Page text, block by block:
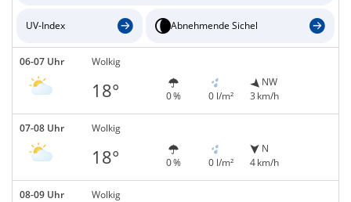
UV-Index Abnehmende Sichel
06-07 Uhr Wolkig
18° 0 % 0 l/m²
NW
3 km/h
07-08 Uhr Wolkig
18° 0 % 0 l/m²
N
4 km/h
08-09 Uhr Wolkig